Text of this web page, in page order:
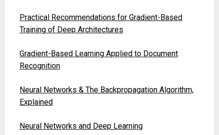
Practical Recommendations for Gradient-Based
Training of Deep Architectures
Gradient-Based Learning Applied to Document
Recognition
Neural Networks & The Backpropagation Algorithm,
Explained
Neural Networks and Deep Learning